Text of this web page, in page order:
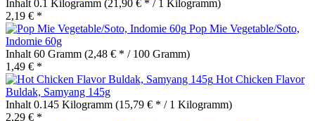
Inhalt 0.1 Kilogramm (21,90 € * / 1 Kilogramm)
2,19 € *
Pop Mie Vegetable/Soto,
Indomie 60g
Inhalt 60 Gramm (2,48 € * / 100 Gramm)
1,49 € *
Hot Chicken Flavor
Buldak, Samyang 145g
Inhalt 0.145 Kilogramm (15,79 € * / 1 Kilogramm)
2,29 € *